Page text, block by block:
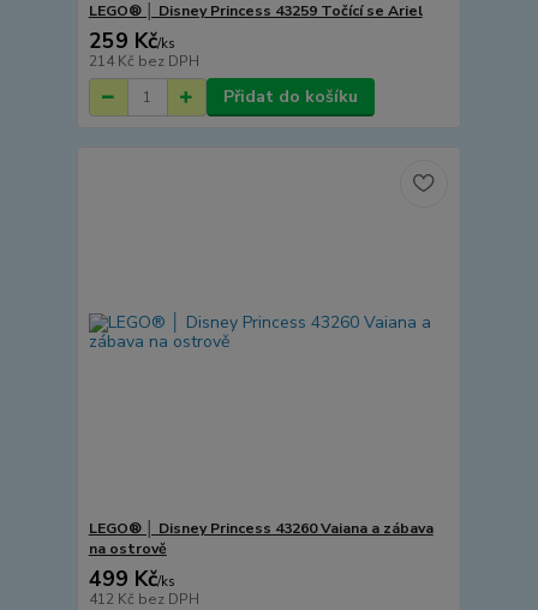
LEGO® │ Disney Princess 43259 Točící se Ariel
259 Kč/ks
214 Kč bez DPH
Přidat do košíku
LEGO® │ Disney Princess 43260 Vaiana a zábava
na ostrově
499 Kč/ks
412 Kč bez DPH